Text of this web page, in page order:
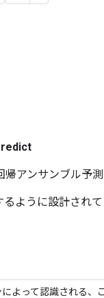
アンサンブル予
ように設計され
よって認識される、